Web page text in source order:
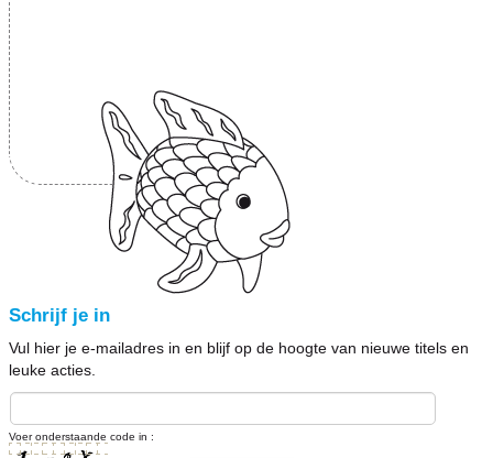
Schrijf je in
Vul hier je e-mailadres in en blijf op de hoogte van nieuwe titels en
leuke acties.
Voer onderstaande code in :